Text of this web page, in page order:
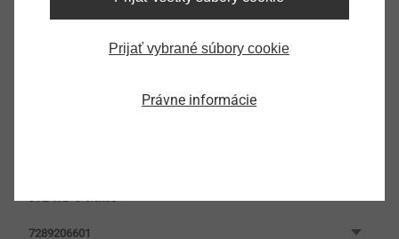
7289206601
Prijať vybrané súbory cookie
Právne informácie